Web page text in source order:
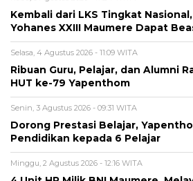
Kembali dari LKS Tingkat
Yohanes XXIII Maumere Dapat
Selasa, 4 Agustus 2026 - 11:09 WITA
Ribuan Guru, Pelajar, dan Alumni
HUT ke-79 Yapenthom
Senin, 3 Agustus 2026 - 09:31 WITA
Dorong Prestasi Belajar,
Pendidikan kepada 6 Pelajar
Minggu, 2 Agustus 2026 - 12:16 WITA